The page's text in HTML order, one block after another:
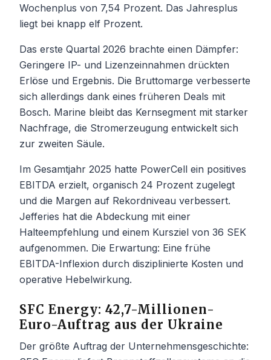
Wochenplus von 7,54 Prozent. Das Jahresplus
liegt bei knapp elf Prozent.
Das erste Quartal 2026 brachte einen Dämpfer:
Geringere IP- und Lizenzeinnahmen drückten
Erlöse und Ergebnis. Die Bruttomarge verbesserte
sich allerdings dank eines früheren Deals mit
Bosch. Marine bleibt das Kernsegment mit starker
Nachfrage, die Stromerzeugung entwickelt sich
zur zweiten Säule.
Im Gesamtjahr 2025 hatte PowerCell ein positives
EBITDA erzielt, organisch 24 Prozent zugelegt
und die Margen auf Rekordniveau verbessert.
Jefferies hat die Abdeckung mit einer
Halteempfehlung und einem Kursziel von 36 SEK
aufgenommen. Die Erwartung: Eine frühe
EBITDA-Inflexion durch disziplinierte Kosten und
operative Hebelwirkung.
SFC Energy: 42,7-Millionen-
Euro-Auftrag aus der Ukraine
Der größte Auftrag der Unternehmensgeschichte: